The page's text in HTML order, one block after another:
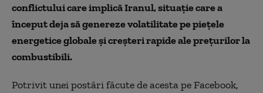
conflictului care implică Iranul, situație care a
început deja să genereze volatilitate pe piețele
energetice globale și creșteri rapide ale prețurilor la
combustibili.
Potrivit unei postări făcute de acesta pe Facebook,